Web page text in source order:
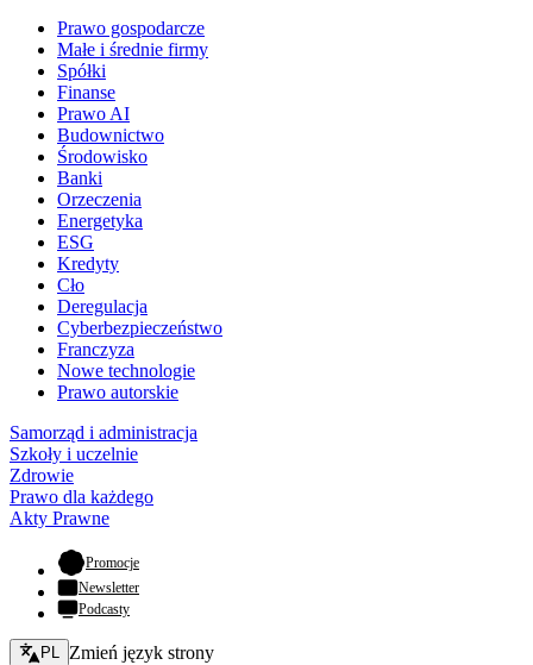
Prawo gospodarcze
Małe i średnie firmy
Spółki
Finanse
Prawo AI
Budownictwo
Środowisko
Banki
Orzeczenia
Energetyka
ESG
Kredyty
Cło
Deregulacja
Cyberbezpieczeństwo
Franczyza
Nowe technologie
Prawo autorskie
Samorząd i administracja
Szkoły i uczelnie
Zdrowie
Prawo dla każdego
Akty Prawne
Promocje- otwiera się w nowej karcie
Newsletter
Podcasty
Zmień język - bieżący:
PL Zmień język strony